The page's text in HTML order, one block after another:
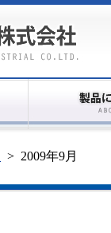
> 2009年9月